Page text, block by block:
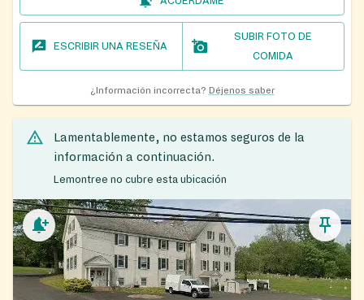
ESCRIBIR UNA RESEÑA
SUBIR FOTO DE
COMIDA
¿Información incorrecta? Déjenos saber
Lamentablemente, no estamos seguros de la
información a continuación.
Lemontree no cubre esta ubicación